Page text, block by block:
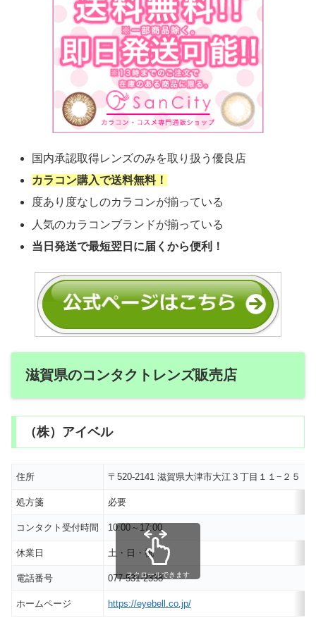
国内承認取得レンズのみを取り扱う優良店
カラコン購入で送料無料！
度あり度なしのカラコンが揃っている
人気のカラコンブランドが揃っている
当日発送で最短翌日に届くから便利！
滋賀県のコンタクトレンズ販売店
（株）アイベル
住所 〒520-2141 滋賀県大津市大江３丁目１１−２５
処方箋 必要
コンタクト受付時間 10:00～17:00
休業日 土・日・祝
電話番号 077-531-2338
ホームページ https://eyebell.co.jp/
スクロールできます